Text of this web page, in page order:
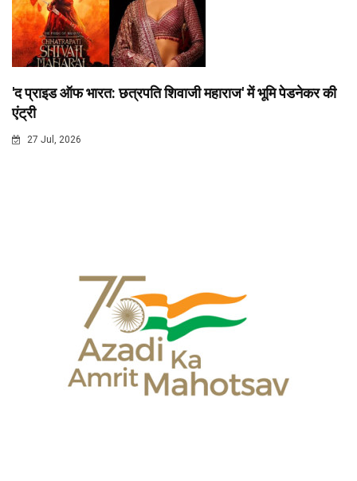
'द प्राइड ऑफ भारत: छत्रपति शिवाजी महाराज' में भूमि पेडनेकर की
एंट्री
27 Jul, 2026